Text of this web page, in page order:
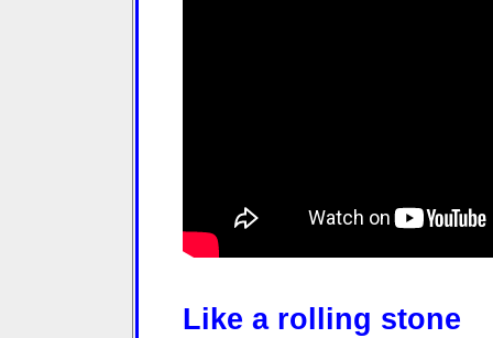
Like a rolling stone